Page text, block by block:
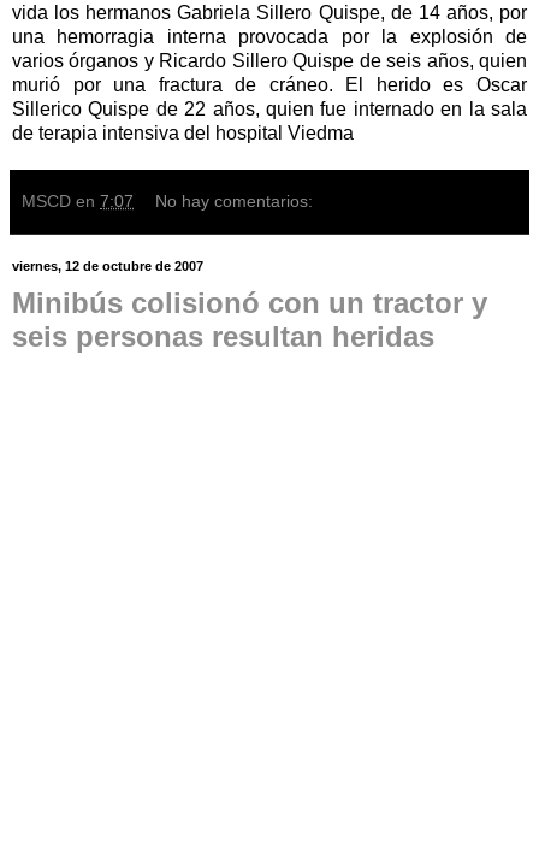
vida los hermanos Gabriela Sillero Quispe, de 14 años, por
una hemorragia interna provocada por la explosión de
varios órganos y Ricardo Sillero Quispe de seis años, quien
murió por una fractura de cráneo. El herido es Oscar
Sillerico Quispe de 22 años, quien fue internado en la sala
de terapia intensiva del hospital Viedma
MSCD en 7:07 No hay comentarios:
viernes, 12 de octubre de 2007
Minibús colisionó con un tractor y
seis personas resultan heridas